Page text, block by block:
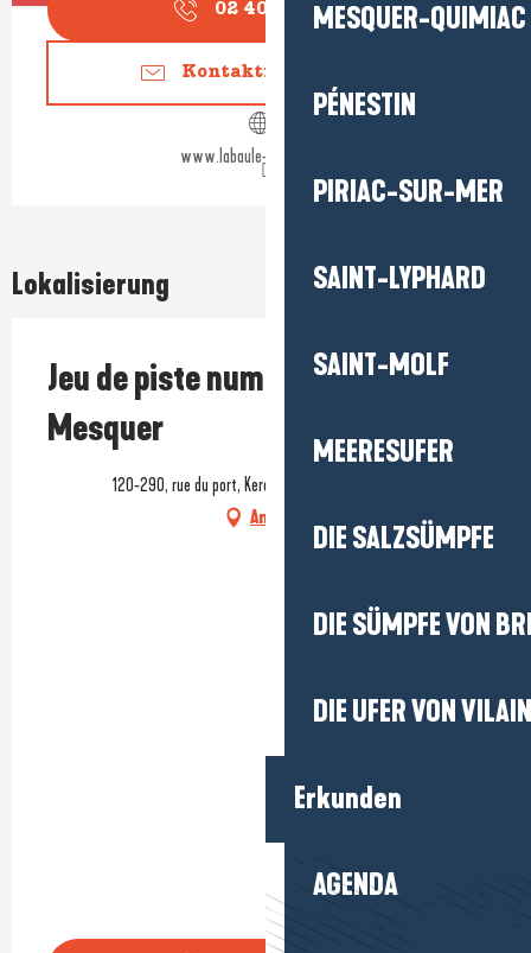
MESQUER-QUIMIAC
PÉNESTIN
PIRIAC-SUR-MER
SAINT-LYPHARD
SAINT-MOLF
MEERESUFER
DIE SALZSÜMPFE
DIE SÜMPFE VON
DIE UFER VON
Erkunden
AGENDA
02 40 24 34▒▒
Kontaktieren Sie uns
www.labaule-guerande.com
Lokalisierung
Jeu de piste numérique Baludik -
Mesquer
120-290, rue du port, Kercabellec, 44420 Mesquer
Anfahrt